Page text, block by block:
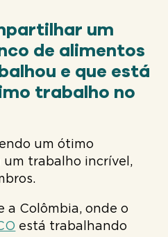
um
de alimentos
e que está
trabalho no
um ótimo
um trabalho incrível,
a Colômbia, onde o
está trabalhando